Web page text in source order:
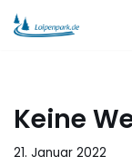
Keine
21. Januar 2022